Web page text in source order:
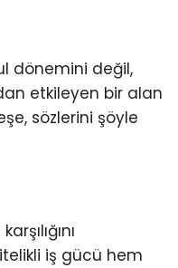
dönemini değil,
etkileyen bir alan
sözlerini şöyle
iş gücü hem